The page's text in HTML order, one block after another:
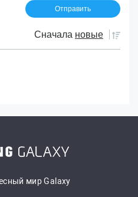
Сначала новые
мир Galaxy